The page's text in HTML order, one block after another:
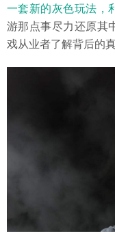
一套新的灰色玩法，
游那点事尽力还原其
戏从业者了解背后的